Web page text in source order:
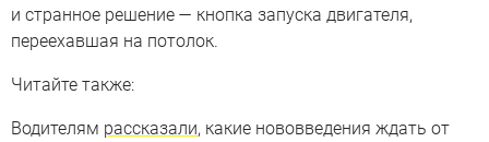
и странное решение — кнопка запуска двигателя,
переехавшая на потолок.
Читайте также:
Водителям рассказали, какие нововведения ждать от